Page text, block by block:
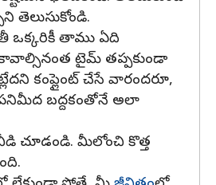
తెలుసుకోండి.
ఒక్కరికీ తాము ఏది
కావాల్సినంత టైమ్ తప్పకుండా
కంప్లైంట్ చేసే వారందరూ,
పనిమీద బద్దకంతోనే అలా
చూడండి. మీలోంచి కొత్త